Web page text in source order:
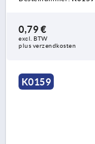
0,79 €
excl. BTW
plus verzendkosten
K0159